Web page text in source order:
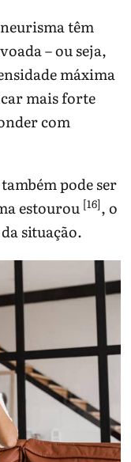
têm
– ou seja,
máxima
mais forte
com
pode ser
estourou [16], o
situação.